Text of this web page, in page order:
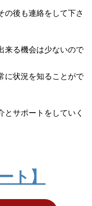
の後も連絡をして下さ
来る機会は少ないので
に状況を知ることがで
とサポートをしていく
ト】